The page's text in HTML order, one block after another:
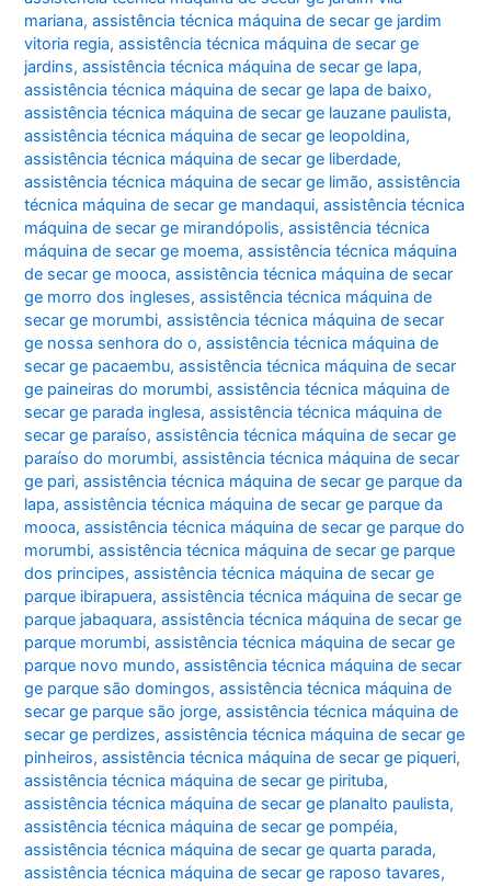
mariana,assistência técnica máquina de secar ge jardim
vitoria regia,assistência técnica máquina de secar ge
jardins,assistência técnica máquina de secar ge lapa,
assistência técnica máquina de secar ge lapa de baixo,
assistência técnica máquina de secar ge lauzane paulista,
assistência técnica máquina de secar ge leopoldina,
assistência técnica máquina de secar ge liberdade,
assistência técnica máquina de secar ge limão,assistência
técnica máquina de secar ge mandaqui,assistência técnica
máquina de secar ge mirandópolis,assistência técnica
máquina de secar ge moema,assistência técnica máquina
de secar ge mooca,assistência técnica máquina de secar
ge morro dos ingleses,assistência técnica máquina de
secar ge morumbi,assistência técnica máquina de secar
ge nossa senhora do o,assistência técnica máquina de
secar ge pacaembu,assistência técnica máquina de secar
ge paineiras do morumbi,assistência técnica máquina de
secar ge parada inglesa,assistência técnica máquina de
secar ge paraíso,assistência técnica máquina de secar ge
paraíso do morumbi,assistência técnica máquina de secar
ge pari,assistência técnica máquina de secar ge parque da
lapa,assistência técnica máquina de secar ge parque da
mooca,assistência técnica máquina de secar ge parque do
morumbi,assistência técnica máquina de secar ge parque
dos principes,assistência técnica máquina de secar ge
parque ibirapuera,assistência técnica máquina de secar ge
parque jabaquara,assistência técnica máquina de secar ge
parque morumbi,assistência técnica máquina de secar ge
parque novo mundo,assistência técnica máquina de secar
ge parque são domingos,assistência técnica máquina de
secar ge parque são jorge,assistência técnica máquina de
secar ge perdizes,assistência técnica máquina de secar ge
pinheiros,assistência técnica máquina de secar ge piqueri,
assistência técnica máquina de secar ge pirituba,
assistência técnica máquina de secar ge planalto paulista,
assistência técnica máquina de secar ge pompéia,
assistência técnica máquina de secar ge quarta parada,
assistência técnica máquina de secar ge raposo tavares,